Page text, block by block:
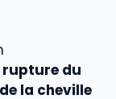
rupture du
la cheville